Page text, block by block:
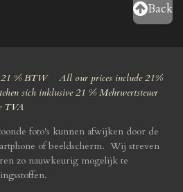
Back
% BTW All our prices include 21%
sich inklusive 21 % Mehrwertsteuer
TVA
foto's kunnen afwijken door de
of beeldscherm. Wij streven
zo nauwkeurig mogelijk te